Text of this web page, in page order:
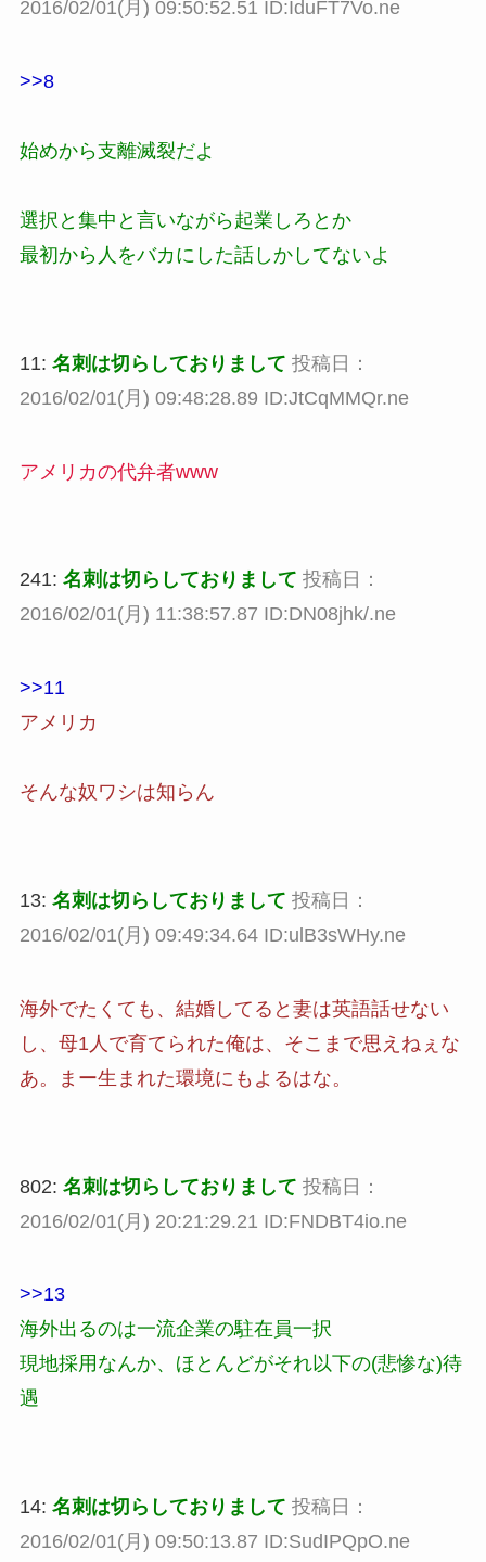
2016/02/01(月) 09:50:52.51 ID:IduFT7Vo.ne
>>8
始めから支離滅裂だよ
選択と集中と言いながら起業しろとか
最初から人をバカにした話しかしてないよ
11: 名刺は切らしておりまして 投稿日：
2016/02/01(月) 09:48:28.89 ID:JtCqMMQr.ne
アメリカの代弁者www
241: 名刺は切らしておりまして 投稿日：
2016/02/01(月) 11:38:57.87 ID:DN08jhk/.ne
>>11
アメリカ
そんな奴ワシは知らん
13: 名刺は切らしておりまして 投稿日：
2016/02/01(月) 09:49:34.64 ID:ulB3sWHy.ne
海外でたくても、結婚してると妻は英語話せない
し、母1人で育てられた俺は、そこまで思えねぇな
あ。まー生まれた環境にもよるはな。
802: 名刺は切らしておりまして 投稿日：
2016/02/01(月) 20:21:29.21 ID:FNDBT4io.ne
>>13
海外出るのは一流企業の駐在員一択
現地採用なんか、ほとんどがそれ以下の(悲惨な)待
遇
14: 名刺は切らしておりまして 投稿日：
2016/02/01(月) 09:50:13.87 ID:SudIPQpO.ne